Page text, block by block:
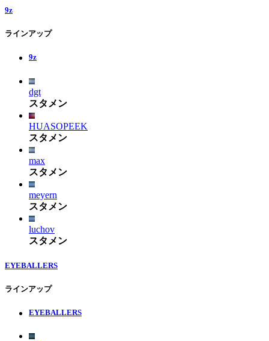
9z
ラインアップ
9z
dgt
スタメン
HUASOPEEK
スタメン
max
スタメン
meyern
スタメン
luchov
スタメン
EYEBALLERS
ラインアップ
EYEBALLERS